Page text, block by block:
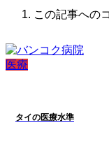
この記事への
医療
タイの医療水準